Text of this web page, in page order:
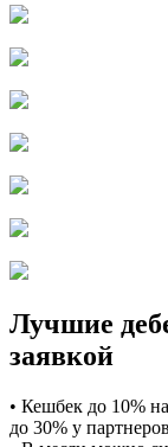
Лучшие
заявкой
• Кешбек до 10%
до 30% у партнеров